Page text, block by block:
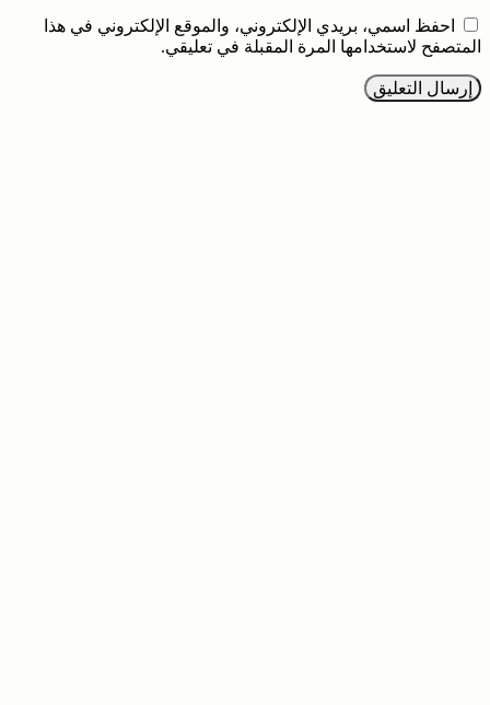
احفظ اسمي، بريدي الإلكتروني، والموقع الإلكتروني في هذا
المتصفح لاستخدامها المرة المقبلة في تعليقي.